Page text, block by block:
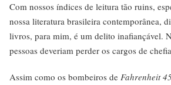
Com nossos índices de leitura tão ruins,
nossa literatura brasileira contemporânea,
livros, para mim, é um delito inafiançável.
pessoas deveriam perder os cargos de
Assim como os bombeiros de Fahrenheit